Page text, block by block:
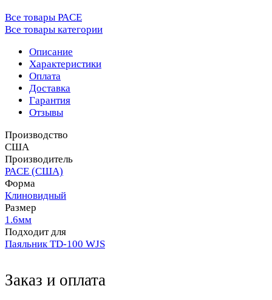
Все товары PACE
Все товары категории
Описание
Характеристики
Оплата
Доставка
Гарантия
Отзывы
Производство
США
Производитель
PACE (США)
Форма
Клиновидный
Размер
1.6мм
Подходит для
Паяльник TD-100 WJS
Заказ и оплата